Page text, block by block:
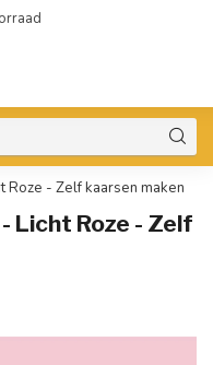
Roze - Zelf kaarsen maken
Licht Roze - Zelf